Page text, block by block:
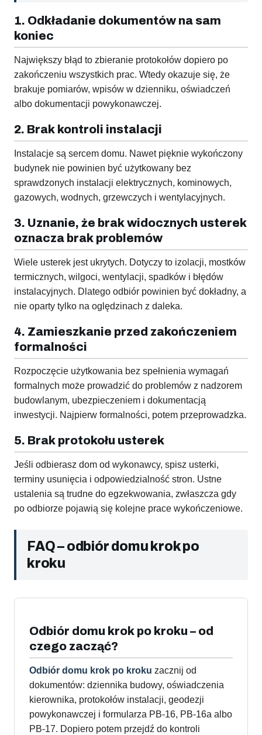
1. Odkładanie dokumentów na sam
koniec
Największy błąd to zbieranie protokołów dopiero po
zakończeniu wszystkich prac. Wtedy okazuje się, że
brakuje pomiarów, wpisów w dzienniku, oświadczeń
albo dokumentacji powykonawczej.
2. Brak kontroli instalacji
Instalacje są sercem domu. Nawet pięknie wykończony
budynek nie powinien być użytkowany bez
sprawdzonych instalacji elektrycznych, kominowych,
gazowych, wodnych, grzewczych i wentylacyjnych.
3. Uznanie, że brak widocznych usterek
oznacza brak problemów
Wiele usterek jest ukrytych. Dotyczy to izolacji, mostków
termicznych, wilgoci, wentylacji, spadków i błędów
instalacyjnych. Dlatego odbiór powinien być dokładny, a
nie oparty tylko na oględzinach z daleka.
4. Zamieszkanie przed zakończeniem
formalności
Rozpoczęcie użytkowania bez spełnienia wymagań
formalnych może prowadzić do problemów z nadzorem
budowlanym, ubezpieczeniem i dokumentacją
inwestycji. Najpierw formalności, potem przeprowadzka.
5. Brak protokołu usterek
Jeśli odbierasz dom od wykonawcy, spisz usterki,
terminy usunięcia i odpowiedzialność stron. Ustne
ustalenia są trudne do egzekwowania, zwłaszcza gdy
po odbiorze pojawią się kolejne prace wykończeniowe.
FAQ – odbiór domu krok po
kroku
Odbiór domu krok po kroku – od
czego zacząć?
Odbiór domu krok po kroku zacznij od
dokumentów: dziennika budowy, oświadczenia
kierownika, protokołów instalacji, geodezji
powykonawczej i formularza PB-16, PB-16a albo
PB-17. Dopiero potem przejdź do kontroli